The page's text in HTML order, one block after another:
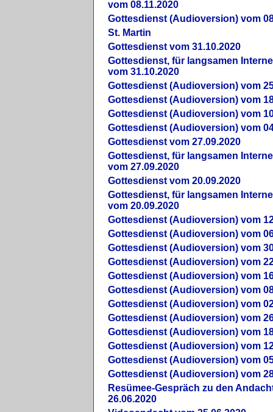
vom 08.11.2020
Gottesdienst (Audioversion) vom
St. Martin
Gottesdienst vom 31.10.2020
Gottesdienst, für langsamen
vom 31.10.2020
Gottesdienst (Audioversion) vom
Gottesdienst (Audioversion) vom
Gottesdienst (Audioversion) vom
Gottesdienst (Audioversion) vom
Gottesdienst vom 27.09.2020
Gottesdienst, für langsamen
vom 27.09.2020
Gottesdienst vom 20.09.2020
Gottesdienst, für langsamen
vom 20.09.2020
Gottesdienst (Audioversion) vom
Gottesdienst (Audioversion) vom
Gottesdienst (Audioversion) vom
Gottesdienst (Audioversion) vom
Gottesdienst (Audioversion) vom
Gottesdienst (Audioversion) vom
Gottesdienst (Audioversion) vom
Gottesdienst (Audioversion) vom
Gottesdienst (Audioversion) vom
Gottesdienst (Audioversion) vom
Gottesdienst (Audioversion) vom
Gottesdienst (Audioversion) vom
Re­sü­mee-Gespräch zu den
26.06.2020